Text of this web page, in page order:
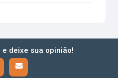
deixe sua opinião!